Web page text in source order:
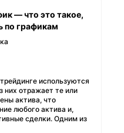
— что это такое,
по графикам
используются
них отражает те или
актива, что
любого актива и,
сделки. Одним из